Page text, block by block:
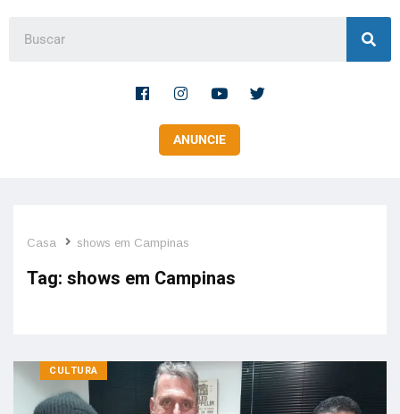
ANUNCIE
Casa shows em Campinas
Tag: shows em Campinas
CULTURA